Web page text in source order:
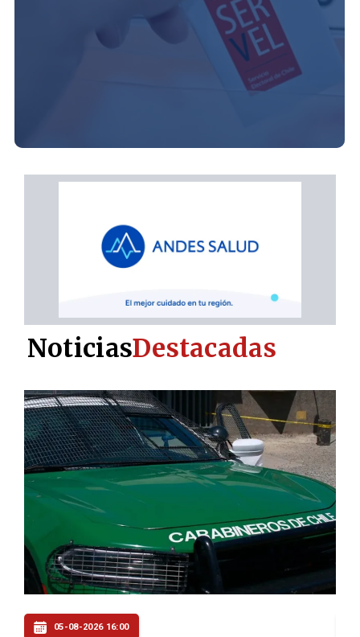
05-08-2026 16:00
NoticiasDestacadas